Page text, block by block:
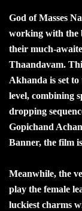
God of Masses
working with the
their much-
Thaandavam.
Akhanda is set
level, combining
dropping
Gopichand
Banner, the film
Meanwhile, the
play the female
luckiest charms